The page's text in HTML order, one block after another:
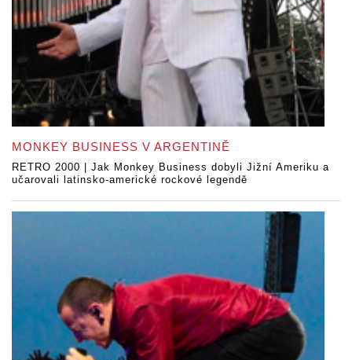
MONKEY BUSINESS V ARGENTINĚ
RETRO 2000 | Jak Monkey Business dobyli Jižní Ameriku a
učarovali latinsko-americké rockové legendě